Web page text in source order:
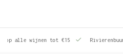
wijnen tot €15 Rivierenbuurt